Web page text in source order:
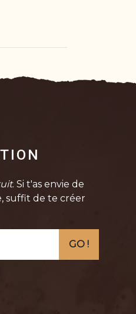
. Si t'as envie de
suffit de te créer
GO !